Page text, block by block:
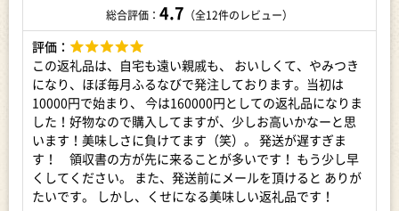
明方ハム（レギュラー）製造日から90日
ボロニアソーセージ 製造日から60日
醤油フランク 製造日から60日
【原料】
明方ハム：肉塊（豚もも肉（国産））、つなぎ（豚もも肉（国
産）、でんぷん）、食塩、砂糖、香辛料、調味料（アミノ
酸）、くん液、リン酸塩（Na、K）、発色剤（亜硝酸Na）
総合評価： 4.7 （全12件のレビュー）
評価：
この返礼品は、自宅も遠い親戚も、 おいしくて、やみつき
になり、ほぼ毎月ふるなびで発注しております。当初は
10000円で始まり、 今は160000円としての返礼品になりま
した！好物なので購入してますが、少しお高いかなーと思
います！美味しさに負けてます（笑）。 発送が遅すぎま
す！ 領収書の方が先に来ることが多いです！ もう少し早
くしてください。 また、発送前にメールを頂けると ありが
たいです。 しかし、くせになる美味しい返礼品です！